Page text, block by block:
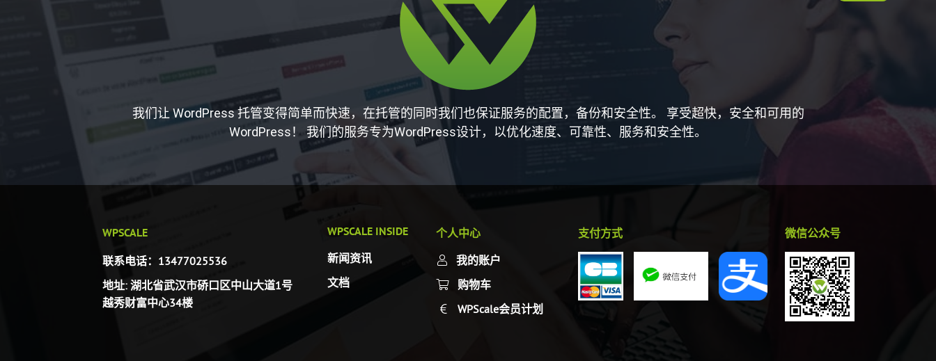
我们让 WordPress 托管变得简单而快速，在托管的同时我们也保证服务的配置，备份和安全性。 享受超快，安全和可用的
WordPress！ 我们的服务专为WordPress设计，以优化速度、可靠性、服务和安全性。
WPSCALE
联系电话：13477025536
地址: 湖北省武汉市硚口区中山大道1号
越秀财富中心34楼
WPSCALE INSIDE
新闻资讯
文档
个人中心
我的账户
购物车
WPScale会员计划
支付方式 微信公众号